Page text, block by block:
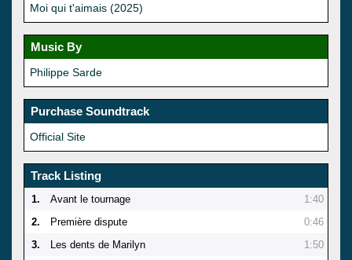
Moi qui t'aimais (2025)
Music By
Philippe Sarde
Purchase Soundtrack
Official Site
Track Listing
1. Avant le tournage
1:40
2.
Première dispute
0:46
3.
Les dents de Marilyn
1:50